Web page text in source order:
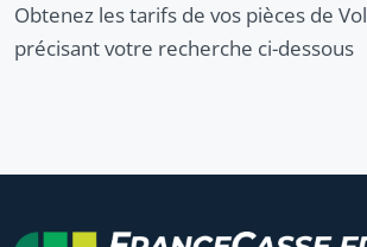
Obtenez les tarifs de vos pièces de
précisant votre recherche ci-dessous